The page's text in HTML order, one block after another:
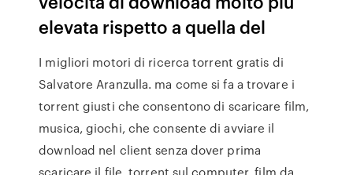
elevata rispetto a quella del
I migliori motori di ricerca torrent gratis di
Salvatore Aranzulla. ma come si fa a trovare i
torrent giusti che consentono di scaricare film,
musica, giochi, che consente di avviare il
download nel client senza dover prima
scaricare il file .torrent sul computer. film da